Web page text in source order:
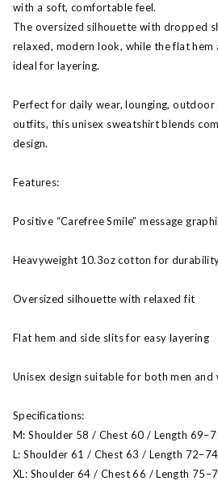
with a soft, comfortable feel.
The oversized silhouette with dropped
relaxed, modern look, while the flat hem
ideal for layering.
Perfect for daily wear, lounging,
outfits, this unisex sweatshirt blends
design.
Features:
Positive “Carefree Smile” message
Heavyweight 10.3oz cotton for
Oversized silhouette with relaxed fit
Flat hem and side slits for easy layering
Unisex design suitable for both men and
Specifications:
M: Shoulder 58 / Chest 60 / Length
L: Shoulder 61 / Chest 63 / Length
XL: Shoulder 64 / Chest 66 / Length